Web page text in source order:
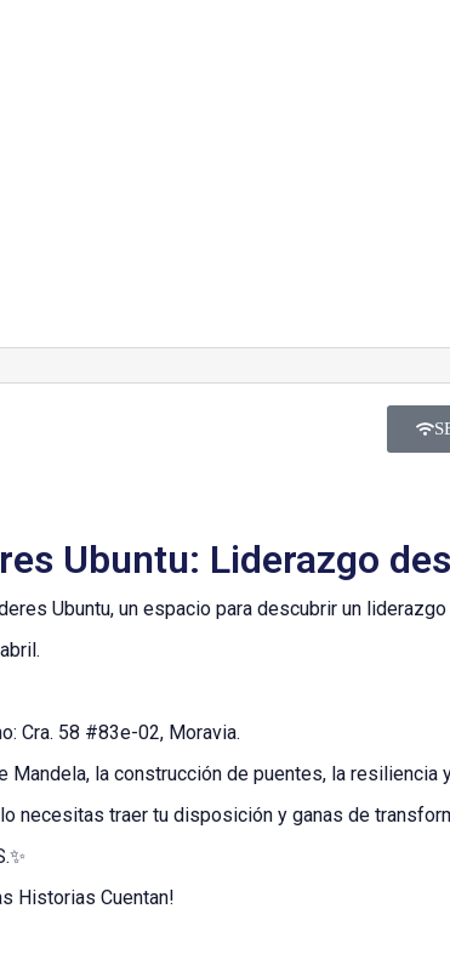
Ubuntu: Liderazgo
Ubuntu, un espacio para descubrir un
Cra. 58 #83e-02, Moravia.
Mandela, la construcción de puentes, la resiliencia
necesitas traer tu disposición y ganas de
Historias Cuentan!